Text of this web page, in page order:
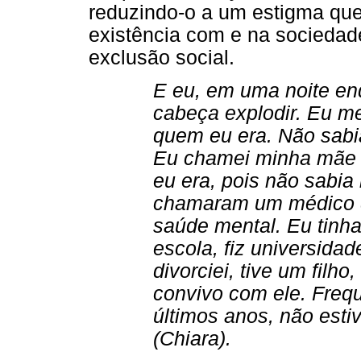
reduzindo-o a um estigma
existência com e na
exclusão social.
E eu, em uma noite
cabeça explodir. Eu
quem eu era. Não
Eu chamei minha
eu era, pois não
chamaram um
saúde mental. Eu
escola, fiz
divorciei, tive um
convivo com ele.
últimos anos, não
(Chiara).